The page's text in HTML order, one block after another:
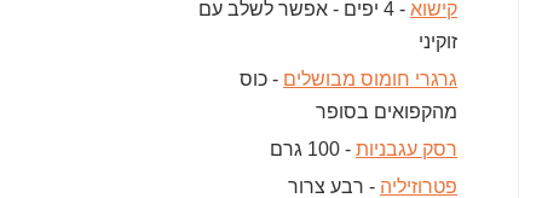
קישוא
- 4 יפים - אפשר לשלב עם
זוקיני
גרגרי חומוס מבושלים - כוס
מהקפואים בסופר
רסק עגבניות - 100 גרם
פטרוזיליה - רבע צרור